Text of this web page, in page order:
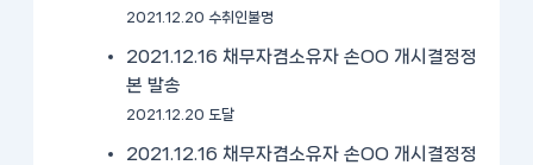
2021.12.20 수취인불명
2021.12.16 채무자겸소유자 손OO 개시결정정
본 발송
2021.12.20 도달
2021.12.16 채무자겸소유자 손OO 개시결정정